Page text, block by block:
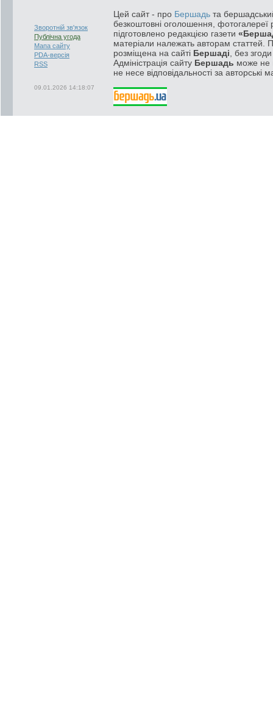
Зворотній зв'язок
Публічна угода
Мапа сайту
PDA-версія
RSS
09.01.2026 14:18:07
Цей сайт - про Бершадь та
безкоштовні оголошення, фотогалереї
підготовлено редакцією газети
матеріали належать авторам статтей.
розміщена на сайті Бершаді , без
Адміністрація сайту Бершадь може не
не несе відповідальності за авторські